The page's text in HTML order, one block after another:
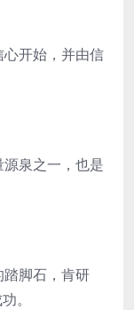
开始，并由信
泉之一，也是
脚石，肯研
。